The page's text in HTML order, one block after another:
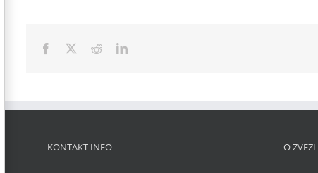
Facebook RedditLinkedIn
KONTAKT INFO O ZVEZI